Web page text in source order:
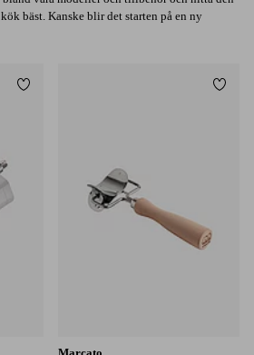
bäst. Kanske blir det starten på en ny
Lägg till i favoriter